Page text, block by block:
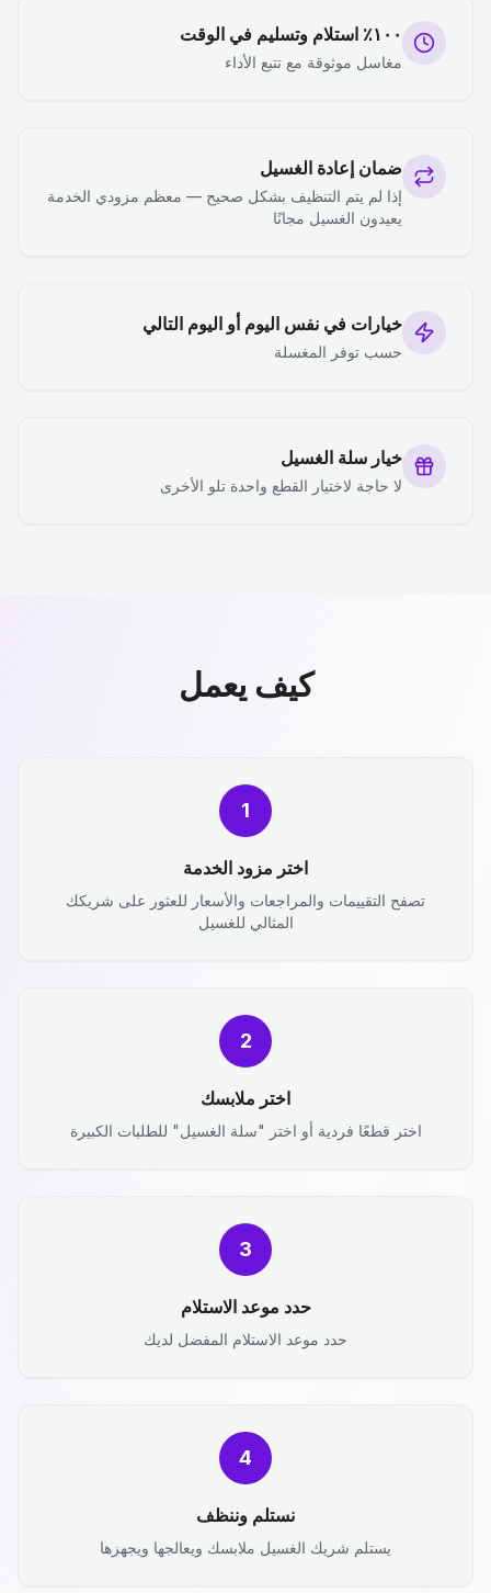
١٠٠٪ استلام وتسليم في الوقت
مغاسل موثوقة مع تتبع الأداء
ضمان إعادة الغسيل
إذا لم يتم التنظيف بشكل صحيح — معظم مزودي الخدمة
يعيدون الغسيل مجانًا
خيارات في نفس اليوم أو اليوم التالي
حسب توفر المغسلة
خيار سلة الغسيل
لا حاجة لاختيار القطع واحدة تلو الأخرى
كيف يعمل
1
اختر مزود الخدمة
تصفح التقييمات والمراجعات والأسعار للعثور على شريكك
المثالي للغسيل
2
اختر ملابسك
اختر قطعًا فردية أو اختر "سلة الغسيل" للطلبات الكبيرة
3
حدد موعد الاستلام
حدد موعد الاستلام المفضل لديك
4
نستلم وننظف
يستلم شريك الغسيل ملابسك ويعالجها ويجهزها